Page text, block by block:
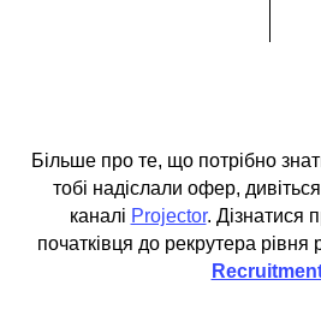
Більше про те, що потрібно
тобі надіслали офер,
каналі Projector. Дізнатися
початківця до рекрутера рівня